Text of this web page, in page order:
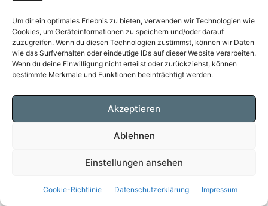
Um dir ein optimales Erlebnis zu bieten, verwenden wir Technologien wie
Cookies, um Geräteinformationen zu speichern und/oder darauf
zuzugreifen. Wenn du diesen Technologien zustimmst, können wir Daten
wie das Surfverhalten oder eindeutige IDs auf dieser Website verarbeiten.
Wenn du deine Einwilligung nicht erteilst oder zurückziehst, können
bestimmte Merkmale und Funktionen beeinträchtigt werden.
Akzeptieren
Ablehnen
Einstellungen ansehen
Cookie-Richtlinie Datenschutzerklärung Impressum